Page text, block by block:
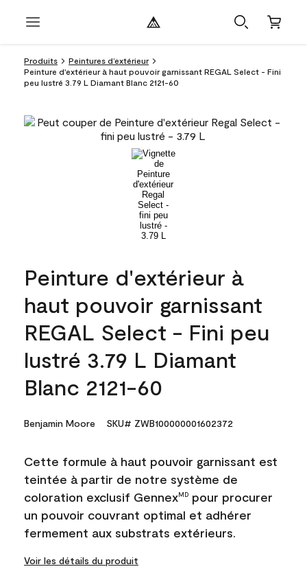
Produits
Peintures d’extérieur
Peinture d'extérieur à haut pouvoir garnissant REGAL Select - Fini
peu lustré 3.79 L Diamant Blanc 2121-60
Peinture d'extérieur à
haut pouvoir garnissant
REGAL Select - Fini peu
lustré 3.79 L Diamant
Blanc 2121-60
Benjamin Moore SKU# ZWB100000001602372
Cette formule à haut pouvoir garnissant est
teintée à partir de notre système de
coloration exclusif GennexMD pour procurer
un pouvoir couvrant optimal et adhérer
fermement aux substrats extérieurs.
Voir les détails du produit